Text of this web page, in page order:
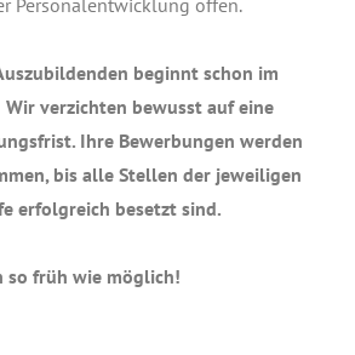
beginnt schon im
ver­zich­ten bewusst auf eine
Ihre Bewer­bun­gen wer­den
bis alle Stel­len der jewei­li­gen
erfolg­reich besetzt sind.
so früh wie möglich!